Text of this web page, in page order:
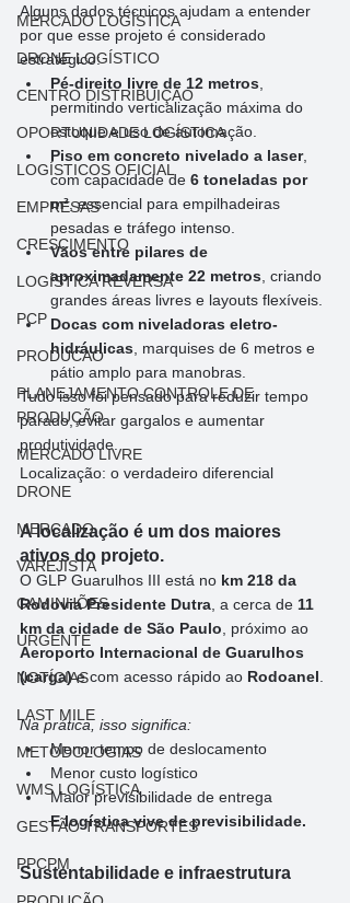
MERCADO LOGÍSTICA
DRONE LOGÍSTICO
CENTRO DISTRIBUIÇÃO
OPORTUNIDADE LOGÍSTICA
LOGÍSTICOS OFICIAL
EMPRESAS
CRESCIMENTO
LOGÍSTICA REVERSA
PCP
PRODUCAO
PLANEJAMENTO CONTROLE DE
PRODUÇÃO
MERCADO LIVRE
DRONE
MERCADO
VAREJISTA
CAMINHÕES
URGENTE
NOTÍCIAS
LAST MILE
METODOLOGIAS
WMS LOGÍSTICA
GESTÃO TRANSPORTES
PPCPM
Alguns dados técnicos ajudam a entender
por que esse projeto é considerado
estratégico:
Pé-direito livre de 12 metros
permitindo verticalização máxima do
estoque e uso de automação.
Piso em concreto nivelado a laser,
com capacidade de 6 toneladas por
m², essencial para empilhadeiras
pesadas e tráfego intenso.
Vãos entre pilares de
aproximadamente 22 metros , criando
grandes áreas livres e layouts flexíveis.
Docas com niveladoras eletro-
hidráulicas , marquises de 6 metros e
pátio amplo para manobras.
Tudo isso foi pensado para reduzir tempo
parado, evitar gargalos e aumentar
produtividade.
Localização: o verdadeiro diferencial
A localização é um dos maiores
ativos do projeto.
O GLP Guarulhos III está no km 218 da
Rodovia Presidente Dutra , a cerca de 11
km da cidade de São Paulo , próximo ao
Aeroporto Internacional de Guarulhos
(carga) e com acesso rápido ao Rodoanel
Na prática, isso significa:
Menor tempo de deslocamento
Menor custo logístico
Maior previsibilidade de entrega
E logística vive de previsibilidade.
Sustentabilidade e infraestrutura